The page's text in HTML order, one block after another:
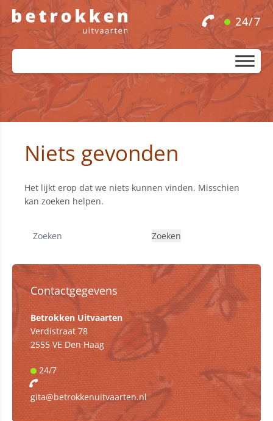
24/7
Niets gevonden
Het lijkt erop dat we niets kunnen vinden. Misschien
kan zoeken helpen.
Contactgegevens
Betrokken Uitvaarten
Verdistraat 78
2555 VE Den Haag
24/7
gita@betrokkenuitvaarten.nl